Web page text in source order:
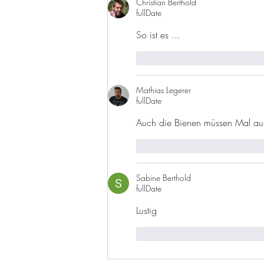
fullDate
So ist es ...
Mathias Legerer
fullDate
Auch die Bienen müssen Mal
Sabine Berthold
fullDate
Lustig